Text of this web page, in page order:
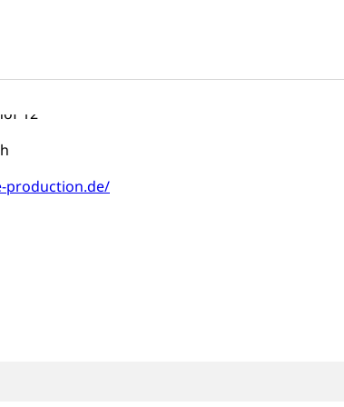
& Elbers GbR
12
production.de/